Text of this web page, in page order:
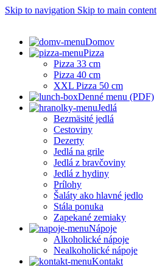
Skip to navigation Skip to main content
Domov
Pizza
Pizza 33 cm
Pizza 40 cm
XXL Pizza 50 cm
Denné menu (PDF)
Jedlá
Bezmäsité jedlá
Cestoviny
Dezerty
Jedlá na grile
Jedlá z bravčoviny
Jedlá z hydiny
Prílohy
Šaláty ako hlavné jedlo
Stála ponuka
Zapekané zemiaky
Nápoje
Alkoholické nápoje
Nealkoholické nápoje
Kontakt